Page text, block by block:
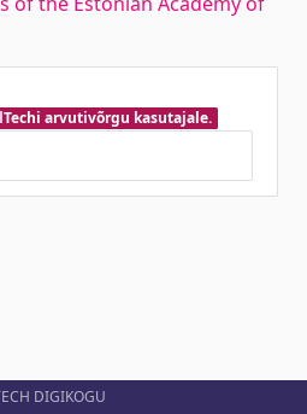
arvutivõrgu kasutajale.
DIGIKOGU